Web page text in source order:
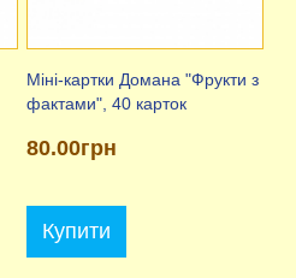
Міні-картки Домана "Фрукти з
фактами", 40 карток
80.00грн
Купити